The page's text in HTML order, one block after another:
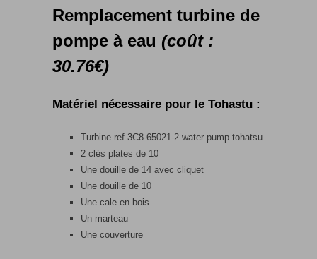
Remplacement turbine de
pompe à eau (coût :
30.76€)
Matériel nécessaire pour le Tohastu :
Turbine ref 3C8-65021-2 water pump tohatsu
2 clés plates de 10
Une douille de 14 avec cliquet
Une douille de 10
Une cale en bois
Un marteau
Une couverture